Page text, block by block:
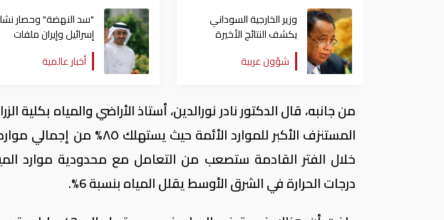
وزير الخارجية السوداني
يكشف النتائج الأخيرة
لمباحثات "سد النهضة"
شؤون عربية
"سد النهضة" وحصار
إسرائيل وإيران ملفات
يحملها الشيخ عبدالله بن
زايد للمناقشة في إثيوبيا
أخبار عالمية
من جانبه، قال الدكتور نادر نورالدين، أستاذ الأراضي والمياه بكلية
المستنزف الأكبر للموارد
خلال الفتر القادمة ستصعب من التعامل مع محدودية موارد
درجات الحرارة في الشرق الأوسط يقلل المياه بنسبة 6%.